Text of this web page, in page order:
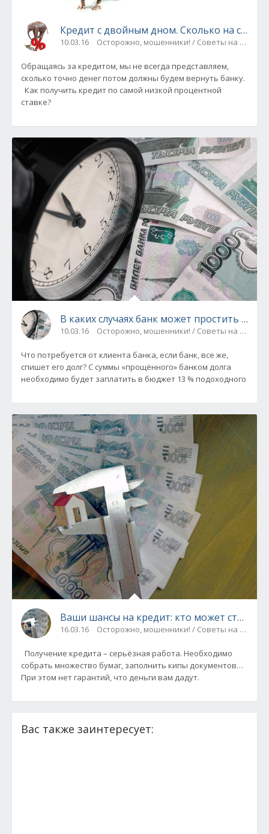
Кредит с двойным дном. Сколько на самом
10.03.16 Осторожно, мошенники! / Советы на все
Обращаясь за кредитом, мы не всегда представляем,
сколько точно денег потом должны будем вернуть банку.
Как получить кредит по самой низкой процентной
ставке?
В каких случаях банк может простить
10.03.16 Осторожно, мошенники! / Советы на все
Что потребуется от клиента банка, если банк, все же,
спишет его долг? С суммы «прощённого» банком долга
необходимо будет заплатить в бюджет 13 % подоходного
Ваши шансы на кредит: кто может стать
16.03.16 Осторожно, мошенники! / Советы на все
Получение кредита – серьёзная работа. Необходимо
собрать множество бумаг, заполнить кипы документов…
При этом нет гарантий, что деньги вам дадут.
Вас также заинтересует: